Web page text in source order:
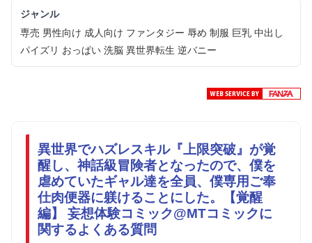
ジャンル
専売 男性向け 成人向け ファンタジー 辱め 制服 巨乳 中出し
パイズリ おっぱい 洗脳 異世界転生 逆バニー
異世界でハズレスキル『上限突破』が覚
醒し、神話級冒険者となったので、僕を
虐めていたギャル達を全員、僕専用ご奉
仕肉便器に躾けることにした。【覚醒
編】 妄想体験コミック@MTコミックに
関するよくある質問